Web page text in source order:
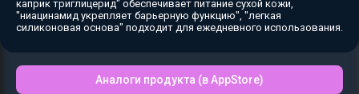
каприк триглицерид" обеспечивает питание сухой кожи,
"ниацинамид укрепляет барьерную функцию", "легкая
силиконовая основа" подходит для ежедневного использования.
Аналоги продукта (в AppStore)